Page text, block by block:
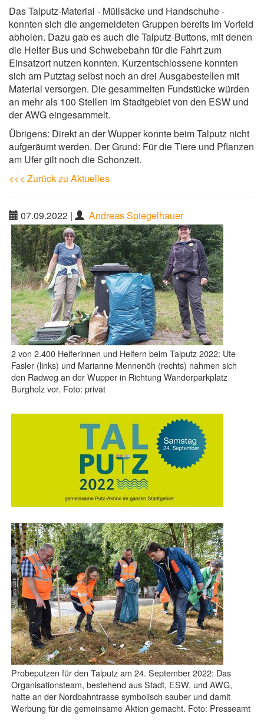
Das Talputz-Material - Müllsäcke und Handschuhe -
konnten sich die angemeldeten Gruppen bereits im Vorfeld
abholen. Dazu gab es auch die Talputz-Buttons, mit denen
die Helfer Bus und Schwebebahn für die Fahrt zum
Einsatzort nutzen konnten. Kurzentschlossene konnten
sich am Putztag selbst noch an drei Ausgabestellen mit
Material versorgen. Die gesammelten Fundstücke würden
an mehr als 100 Stellen im Stadtgebiet von den ESW und
der AWG eingesammelt.
Übrigens: Direkt an der Wupper konnte beim Talputz nicht
aufgeräumt werden. Der Grund: Für die Tiere und Pflanzen
am Ufer gilt noch die Schonzeit.
<<< Zurück zu Aktuelles
07.09.2022 | Andreas Spiegelhauer
2 von 2.400 Helferinnen und Helfern beim Talputz 2022: Ute
Fasler (links) und Marianne Mennenöh (rechts) nahmen sich
den Radweg an der Wupper in Richtung Wanderparkplatz
Burgholz vor. Foto: privat
Probeputzen für den Talputz am 24. September 2022: Das
Organisationsteam, bestehend aus Stadt, ESW, und AWG,
hatte an der Nordbahntrasse symbolisch sauber und damit
Werbung für die gemeinsame Aktion gemacht. Foto: Presseamt